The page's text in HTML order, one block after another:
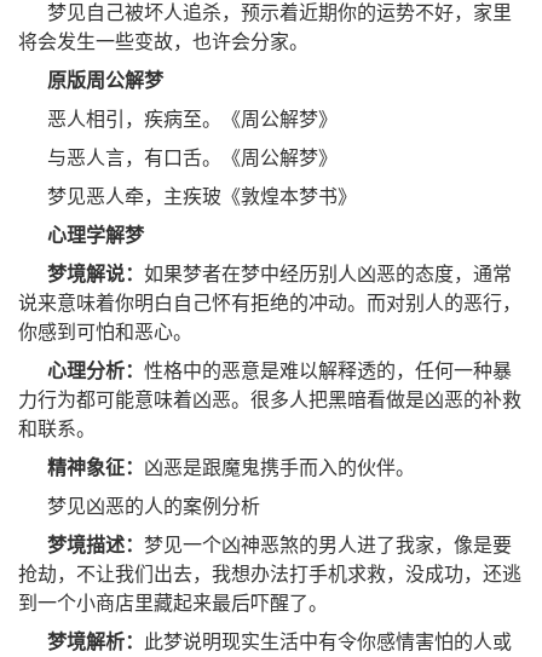
梦见自己被坏人追杀，预示着近期你的运势不好，家里
将会发生一些变故，也许会分家。
原版周公解梦
恶人相引，疾病至。《周公解梦》
与恶人言，有口舌。《周公解梦》
梦见恶人牵，主疾玻《敦煌本梦书》
心理学解梦
梦境解说： 如果梦者在梦中经历别人凶恶的态度，通常
说来意味着你明白自己怀有拒绝的冲动。而对别人的恶行，
你感到可怕和恶心。
心理分析： 性格中的恶意是难以解释透的，任何一种暴
力行为都可能意味着凶恶。很多人把黑暗看做是凶恶的补救
和联系。
精神象征： 凶恶是跟魔鬼携手而入的伙伴。
梦见凶恶的人的案例分析
梦境描述： 梦见一个凶神恶煞的男人进了我家，像是要
抢劫，不让我们出去，我想办法打手机求救，没成功，还逃
到一个小商店里藏起来最后吓醒了。
梦境解析：
此梦说明现实生活中有令你感情害怕的人或